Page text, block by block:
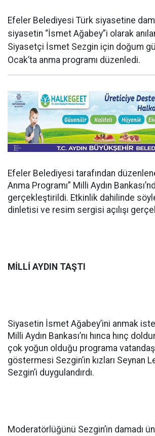
Efeler Belediyesi Türk siyasetine
siyasetin “İsmet Ağabey”i olarak
Siyasetçi İsmet Sezgin için doğum
Ocak’ta anma programı düzenledi.
Efeler Belediyesi tarafından
Anma Programı” Milli Aydın
gerçekleştirildi. Etkinlik dahilinde
dinletisi ve resim sergisi açılışı
MİLLİ AYDIN TAŞTI
Siyasetin İsmet Ağabey’ini anmak
Milli Aydın Bankası’nı hınca hınç
çok yoğun olduğu programa
göstermesi Sezgin’in kızları Seynan
Sezgin’i duygulandırdı.
Moderatörlüğünü Sezgin’in damadı